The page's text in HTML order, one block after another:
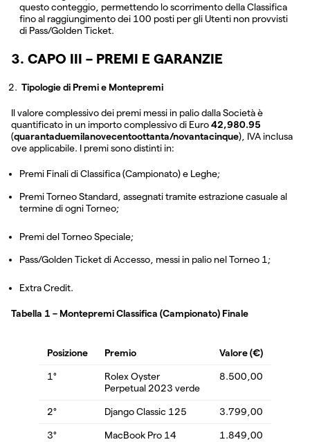
questo conteggio, permettendo lo scorrimento della Classifica
fino al raggiungimento dei 100 posti per gli Utenti non provvisti
di Pass/Golden Ticket.
3. CAPO III – PREMI E GARANZIE
Tipologie di Premi e Montepremi
Il valore complessivo dei premi messi in palio dalla Società è
quantificato in un importo complessivo di Euro42,980.95
(quarantaduemilanovecentoottanta/novantacinque), IVA inclusa
ove applicabile. I premi sono distinti in:
Premi Finali di Classifica (Campionato) e Leghe;
Premi Torneo Standard, assegnati tramite estrazione casuale al
termine di ogni Torneo;
Premi del Torneo Speciale;
Pass/Golden Ticket di Accesso, messi in palio nel Torneo 1;
Extra Credit.
Tabella 1 – Montepremi Classifica (Campionato) Finale
Posizione Premio Valore (€)
1°
Rolex Oyster
Perpetual 2023 verde
8.500,00
2° Django Classic 125 3.799,00
3° MacBook Pro 14 1.849,00